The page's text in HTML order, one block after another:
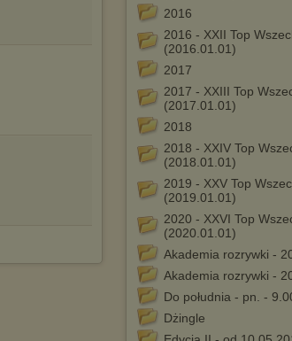
znajdziesz pod adresem
2016
2016 - XXII Top
(2016.01.01)
2017
2017 - XXIII Top
(2017.01.01)
2018
2018 - XXIV Top
(2018.01.01)
2019 - XXV Top
(2019.01.01)
2020 - XXVI Top
(2020.01.01)
Akademia rozrywki -
Akademia rozrywki -
Do południa - pn. -
Dżingle